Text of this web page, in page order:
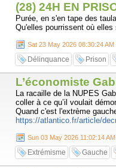
(28) 24H EN
Purée, en s'en tape des
Qu'elles pourrissent où
Sat 23 May 2026 08:30:24
Délinquance Prison
L’économiste
La racaille de la NUPES
coller à ce qu’il voulait
Quand c'est l'extrème
https://atlantico.fr/article/
Sun 03 May 2026 11:02:14
Extrémisme Gauche